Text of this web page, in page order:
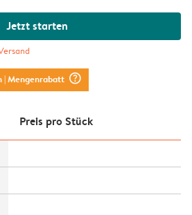
Jetzt starten
| Mengenrabatt question_mark_circle
Preis pro Stück